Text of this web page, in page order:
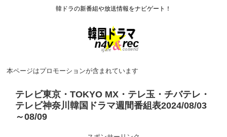
韓ドラの新番組や放送情報をナビゲート！
本ページはプロモーションが含まれています
テレビ東京・TOKYO MX・テレ玉・チバテレ・
テレビ神奈川韓国ドラマ週間番組表2024/08/03
～08/09